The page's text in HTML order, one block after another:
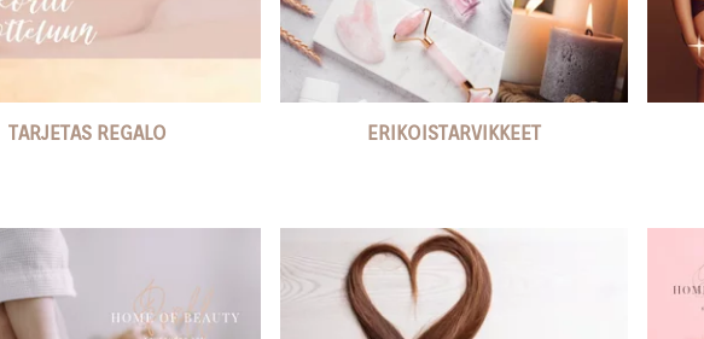
TARJETAS REGALO ERIKOISTARVIKKEET